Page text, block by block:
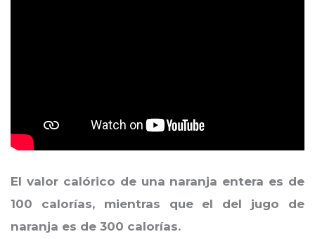
El valor calórico de una naranja entera es de
100 calorías, mientras que el del jugo de